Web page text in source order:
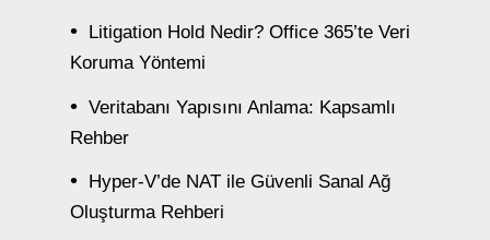
Litigation Hold Nedir? Office 365’te Veri
Koruma Yöntemi
Veritabanı Yapısını Anlama: Kapsamlı
Rehber
Hyper-V’de NAT ile Güvenli Sanal Ağ
Oluşturma Rehberi